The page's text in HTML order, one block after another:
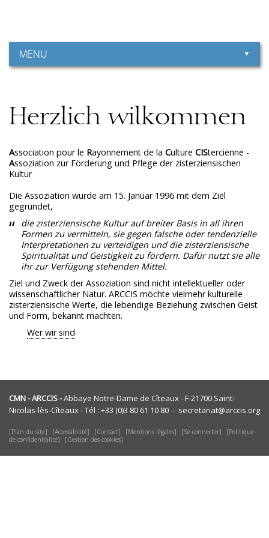
MENU
Herzlich wilkommen
Association pour le Rayonnement de la Culture CIStercienne -
Assoziation zur Förderung und Pflege der zisterziensischen
Kultur
Die Assoziation wurde am 15. Januar 1996 mit dem Ziel
gegründet,
die zisterziensische Kultur auf breiter Basis in all ihren
Formen zu vermitteln, sie gegen falsche oder tendenzielle
Interpretationen zu verteidigen und die zisterziensische
Spiritualität und Geistigkeit zu fördern. Dafür nutzt sie alle
ihr zur Verfügung stehenden Mittel.
Ziel und Zweck der Assoziation sind nicht intellektueller oder
wissenschaftlicher Natur. ARCCIS möchte vielmehr kulturelle
zisterziensische Werte, die lebendige Beziehung zwischen Geist
und Form, bekannt machten.
Wer wir sind
CMN - ARCCIS -Abbaye Notre-Dame de Cîteaux - F-21700 Saint-
Nicolas-lès-Cîteaux - Tél : +33 (0)3 80 61 10 80 - secretariat@arccis.org
Plan du site Accessibilité Contact Mentions légales Se connecter
Politique
de confidentialité
Gestion des cookies